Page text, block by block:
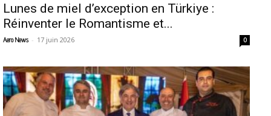
Lunes de miel d’exception en Türkiye :
Réinventer le Romantisme et...
Aero News - 17 juin 2026 0